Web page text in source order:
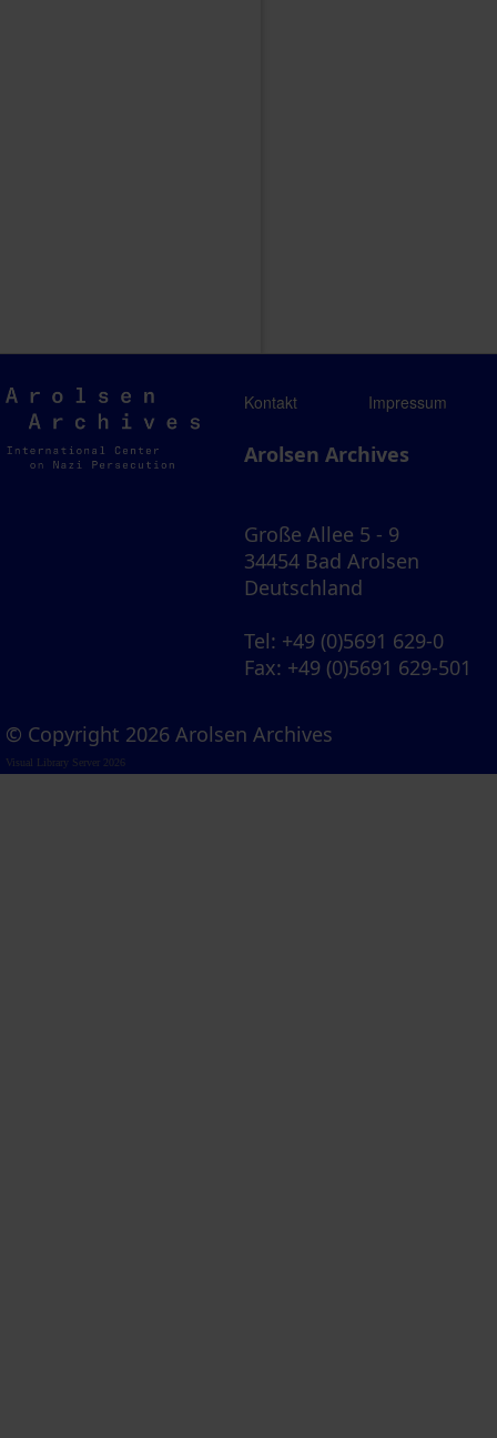
Arolsen
Archives
Kontakt Impressum
Arolsen Archives
Große Allee 5 - 9
34454 Bad Arolsen
Deutschland
Tel: +49 (0)5691 629-0
Fax: +49 (0)5691 629-501
© Copyright 2026 Arolsen Archives
Visual Library Server 2026